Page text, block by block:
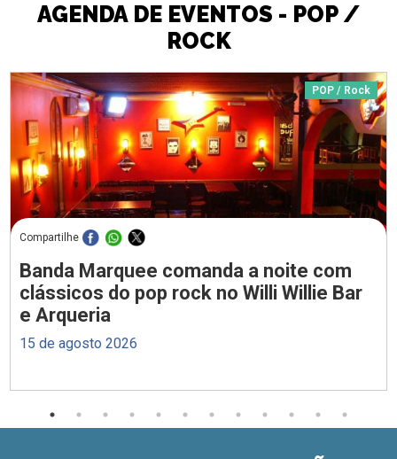
AGENDA DE EVENTOS - POP /
ROCK
POP / Rock
Compartilhe
Banda Marquee comanda a noite com
clássicos do pop rock no Willi Willie Bar
e Arqueria
15 de agosto 2026